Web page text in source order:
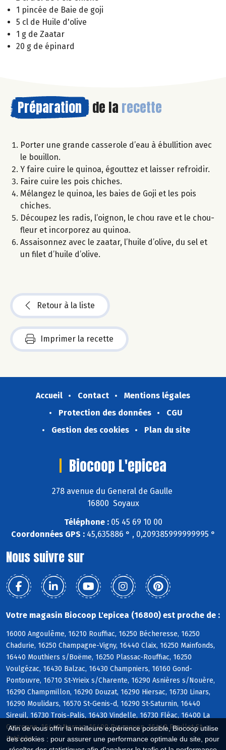
Afin de vous offrir la meilleure expérience possible, Biocoop utilise
des cookies : pour assurer une performance optimale du site, pour
1 pincée de Baie de goji
5 cl de Huile d'olive
1 g de Zaatar
20 g de épinard
Préparation de la recette
Porter une grande casserole d’eau à ébullition avec
le bouillon.
Y faire cuire le quinoa, égouttez et laisser refroidir.
Faire cuire les pois chiches.
Mélangez le quinoa, les baies de Goji et les pois
chiches.
Découpez les radis, l’oignon, le chou rave et le chou-
fleur et incorporez au quinoa.
Assaisonnez avec le zaatar, l’huile d’olive, du sel et
un filet d’huile d’olive.
Retour à la liste
Imprimer la recette
Accueil Contact
Mentions légales
Protection des données
CGU
Gestion des cookies
Plan du site
Biocoop L'epicea
278 avenue du General de Gaulle
16800 Soyaux
Téléphone :05 45 69 10 00
Coordonnées GPS :45,635886 ° , 0,209385999999995 °
Nous suivre sur
Votre magasin Biocoop L'epicea (16800) est proche de :
16000 Angoulême, 16210 Rouffiac, 16250 Bécheresse, 16250
Chadurie, 16250 Champagne-Vigny, 16440 Claix, 16250 Mainfonds,
16440 Mouthiers s/Boëme, 16250 Plassac-Rouffiac, 16250
Voulgézac, 16430 Balzac, 16430 Champniers, 16160 Gond-
Pontouvre, 16710 St-Yrieix s/Charente, 16290 Asnières s/Nouère,
16290 Champmillon, 16290 Douzat, 16290 Hiersac, 16730 Linars,
16290 Moulidars, 16570 St-Genis-d, 16290 St-Saturnin, 16440
Sireuil, 16730 Trois-Palis, 16430 Vindelle, 16730 Fléac, 16400 La
Couronne, 16440 Nersac, 16400 Puymoyen, 16440 Roullet-St-
Estèphe